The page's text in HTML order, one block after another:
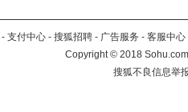
- 支付中心 - 搜狐招聘 - 广告服务 - 客服中心
Copyright©2018
搜狐不良信息举